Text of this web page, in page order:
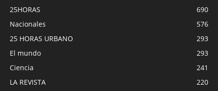
25HORAS
690
Nacionales
576
25 HORAS URBANO
293
El mundo
293
Ciencia
241
LA REVISTA
220